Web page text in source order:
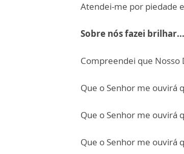
Atendei-me por piedade
Sobre nós fazei brilhar...
Compreendei que Nosso
Que o Senhor me ouvirá
Que o Senhor me ouvirá
Que o Senhor me ouvirá